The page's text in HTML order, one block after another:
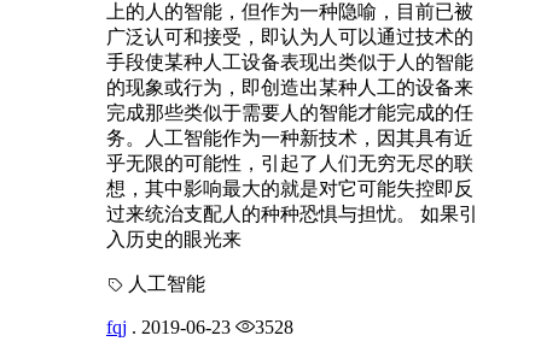
上的人的智能，但作为一种隐喻，目前已被
广泛认可和接受，即认为人可以通过技术的
手段使某种人工设备表现出类似于人的智能
的现象或行为，即创造出某种人工的设备来
完成那些类似于需要人的智能才能完成的任
务。人工智能作为一种新技术，因其具有近
乎无限的可能性，引起了人们无穷无尽的联
想，其中影响最大的就是对它可能失控即反
过来统治支配人的种种恐惧与担忧。 如果引
入历史的眼光来
人工智能
fqj . 2019-06-23 3528